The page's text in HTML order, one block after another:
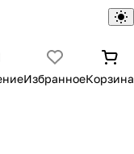
ИзбранноеКорзина